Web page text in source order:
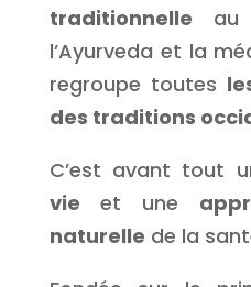
traditionnelle au
l’Ayurveda et la
regroupe toutes
des traditions
C’est avant tout
vie et une
naturelle de la